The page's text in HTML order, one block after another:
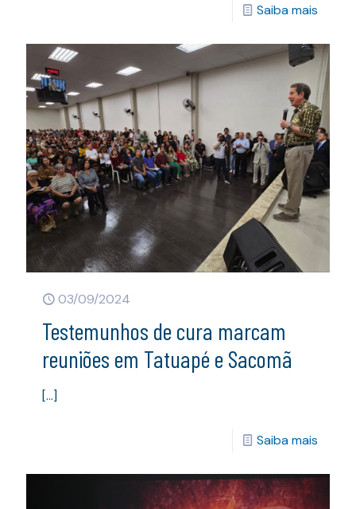
Saiba mais
03/09/2024
Testemunhos de cura marcam
reuniões em Tatuapé e Sacomã
[…]
Saiba mais